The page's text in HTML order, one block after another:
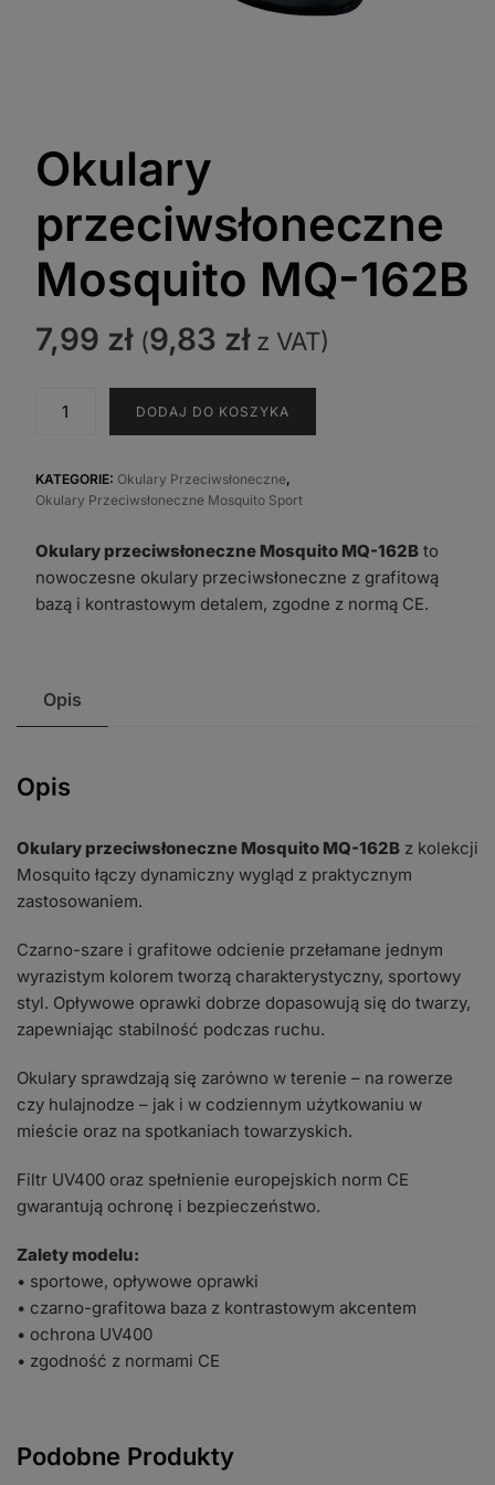
Okulary
przeciwsłoneczne
Mosquito MQ-162B
7,99 zł (9,83 złz VAT)
Mosquito
MQ-
DODAJ DO KOSZYKA
KATEGORIE: Okulary Przeciwsłoneczne,
Okulary Przeciwsłoneczne Mosquito Sport
Okulary przeciwsłoneczne Mosquito MQ-162Bto
nowoczesne okulary przeciwsłoneczne z grafitową
bazą i kontrastowym detalem, zgodne z normą CE.
Opis
Opis
Okulary przeciwsłoneczne Mosquito MQ-162B z kolekcji
Mosquito łączy dynamiczny wygląd z praktycznym
zastosowaniem.
Czarno-szare i grafitowe odcienie przełamane jednym
wyrazistym kolorem tworzą charakterystyczny, sportowy
styl. Opływowe oprawki dobrze dopasowują się do twarzy,
zapewniając stabilność podczas ruchu.
Okulary sprawdzają się zarówno w terenie – na rowerze
czy hulajnodze – jak i w codziennym użytkowaniu w
mieście oraz na spotkaniach towarzyskich.
Filtr UV400 oraz spełnienie europejskich norm CE
gwarantują ochronę i bezpieczeństwo.
Zalety modelu:
• sportowe, opływowe oprawki
• czarno-grafitowa baza z kontrastowym akcentem
• ochrona UV400
• zgodność z normami CE
Podobne Produkty